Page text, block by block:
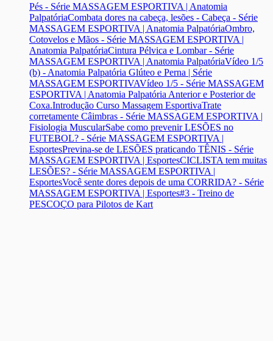
Pés - Série MASSAGEM ESPORTIVA | Anatomia
PalpatóriaCombata dores na cabeça, lesões - Cabeça - Série
MASSAGEM ESPORTIVA | Anatomia PalpatóriaOmbro,
Cotovelos e Mãos - Série MASSAGEM ESPORTIVA |
Anatomia PalpatóriaCintura Pélvica e Lombar - Série
MASSAGEM ESPORTIVA | Anatomia PalpatóriaVídeo 1/5
(b) - Anatomia Palpatória Glúteo e Perna | Série
MASSAGEM ESPORTIVAVídeo 1/5 - Série MASSAGEM
ESPORTIVA | Anatomia Palpatória Anterior e Posterior de
Coxa.Introdução Curso Massagem EsportivaTrate
corretamente Câimbras - Série MASSAGEM ESPORTIVA |
Fisiologia MuscularSabe como prevenir LESÕES no
FUTEBOL? - Série MASSAGEM ESPORTIVA |
EsportesPrevina-se de LESÕES praticando TÊNIS - Série
MASSAGEM ESPORTIVA | EsportesCICLISTA tem muitas
LESÕES? - Série MASSAGEM ESPORTIVA |
EsportesVocê sente dores depois de uma CORRIDA? - Série
MASSAGEM ESPORTIVA | Esportes#3 - Treino de
PESCOÇO para Pilotos de Kart